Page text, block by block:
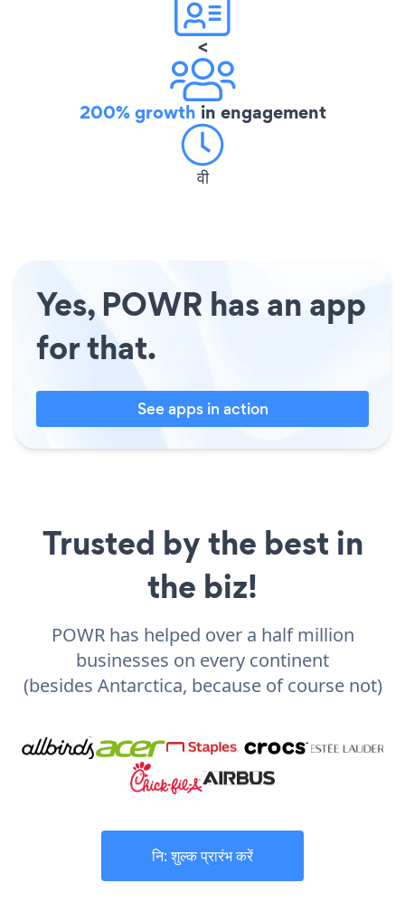
<
200% growth in engagement
वी
Yes, POWR has an app
for that.
See apps in action
Trusted by the best in
the biz!
POWR has helped over a half million
businesses on every continent
(besides Antarctica, because of course not)
नि: शुल्क प्रारंभ करें